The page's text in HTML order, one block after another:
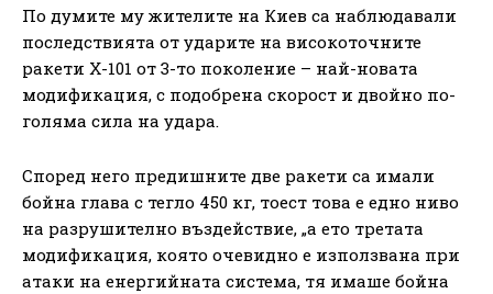
По думите му жителите на Киев са наблюдавали
последствията от ударите на високоточните
ракети Х-101 от 3-то поколение – най-новата
модификация, с подобрена скорост и двойно по-
голяма сила на удара.
Според него предишните две ракети са имали
бойна глава с тегло 450 кг, тоест това е едно ниво
на разрушително въздействие, „а ето третата
модификация, която очевидно е използвана при
атаки на енергийната система, тя имаше бойна